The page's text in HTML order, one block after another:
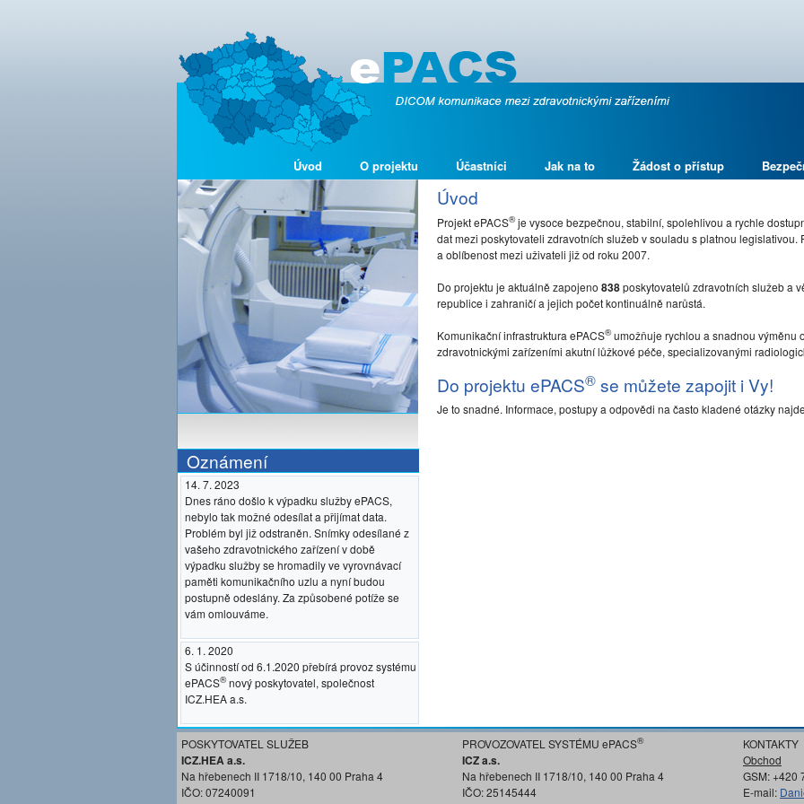
Úvod O projektu Účastníci Jak na to Žádost o přístup
Oznámení
14. 7. 2023
Dnes ráno došlo k výpadku služby ePACS,
nebylo tak možné odesílat a přijímat data.
Problém byl již odstraněn. Snímky odesílané z
vašeho zdravotnického zařízení v době
výpadku služby se hromadily ve vyrovnávací
paměti komunikačního uzlu a nyní budou
postupně odeslány. Za způsobené potíže se
vám omlouváme.
6. 1. 2020
S účinností od 6.1.2020 přebírá provoz systému
ePACS®nový poskytovatel, společnost
ICZ.HEA a.s.
Úvod
Projekt ePACS®je vysoce bezpečnou, stabilní, spolehlivou a rychle
dat mezi poskytovateli zdravotních služeb v souladu s platnou legislativou.
a oblíbenost mezi uživateli již od roku 2007.
Do projektu je aktuálně zapojeno 838poskytovatelů zdravotních služeb a
republice i zahraničí a jejich počet kontinuálně narůstá.
Komunikační infrastruktura ePACS®umožňuje rychlou a snadnou výměnu
zdravotnickými zařízeními akutní lůžkové péče, specializovanými
Do projektu ePACS® se můžete zapojit i Vy!
Je to snadné. Informace, postupy a odpovědi na často kladené otázky
POSKYTOVATEL SLUŽEB
ICZ.HEA a.s.
Na hřebenech II 1718/10, 140 00 Praha 4
IČO: 07240091
PROVOZOVATEL SYSTÉMU ePACS®
ICZ a.s.
Na hřebenech II 1718/10, 140 00 Praha 4
IČO: 25145444
KONTAKTY
Obchod
GSM: +420
E-mail: